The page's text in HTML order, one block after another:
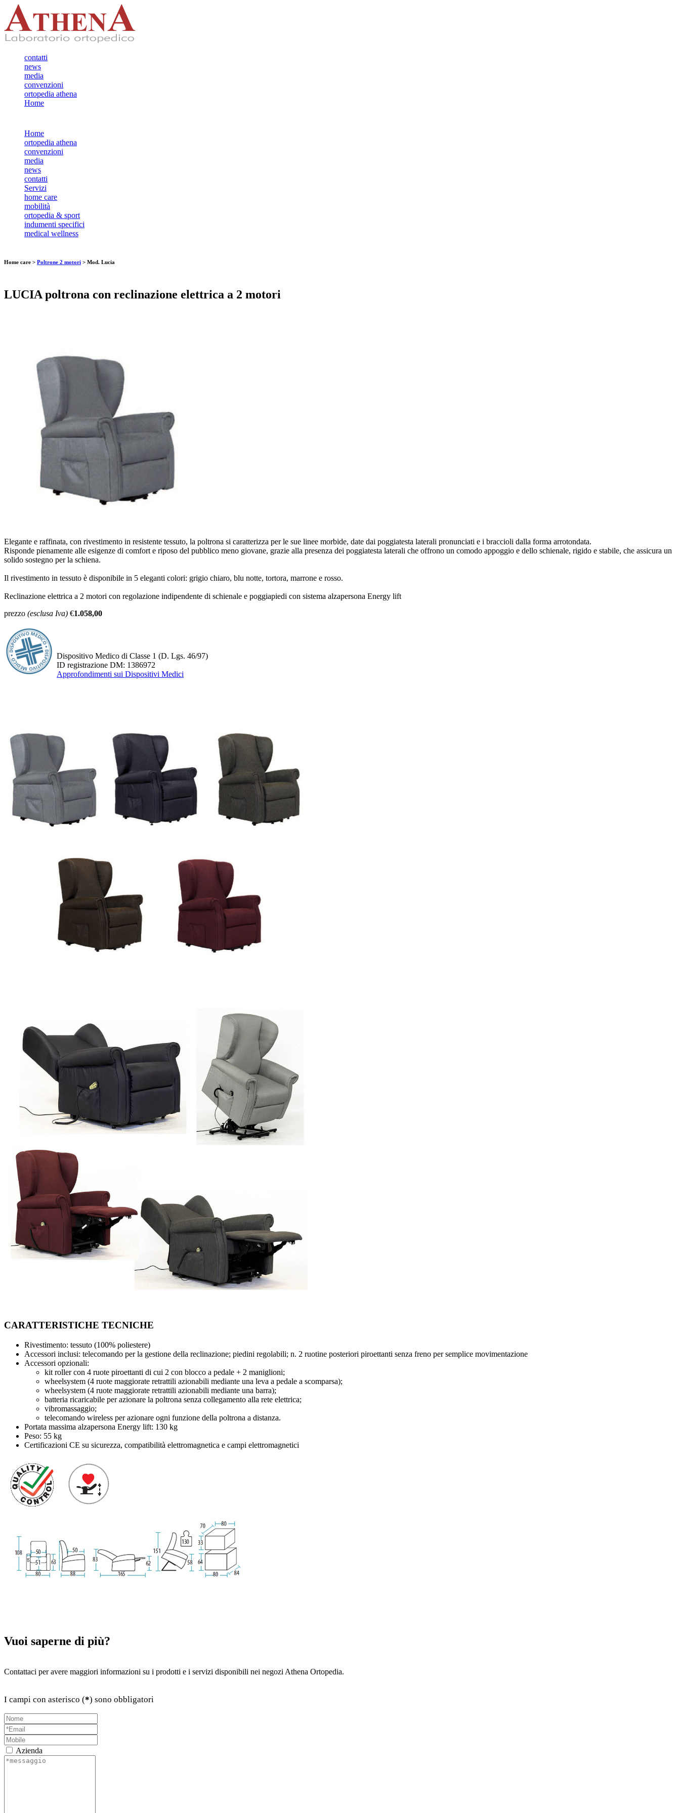
contatti
news
media
convenzioni
ortopedia athena
Home
Home
ortopedia athena
convenzioni
media
news
contatti
Servizi
home care
mobilità
ortopedia & sport
indumenti specifici
medical wellness
Home care > Poltrone 2 motori > Mod. Lucia
LUCIA poltrona con reclinazione elettrica a 2 motori
Elegante e raffinata, con rivestimento in resistente tessuto, la poltrona si caratterizza per le sue linee morbide, date dai poggiatesta laterali pronunciati e i braccioli dalla forma arrotondata.
Risponde pienamente alle esigenze di comfort e riposo del pubblico meno giovane, grazie alla presenza dei poggiatesta laterali che offrono un comodo appoggio e dello schienale, rigido e stabile, che assicura un
solido sostegno per la schiena.
Il rivestimento in tessuto è disponibile in 5 eleganti colori: grigio chiaro, blu notte, tortora, marrone e rosso.
Reclinazione elettrica a 2 motori con regolazione indipendente di schienale e poggiapiedi con sistema alzapersona Energy lift
prezzo (esclusa Iva) €1.058,00
Dispositivo Medico di Classe 1 (D. Lgs. 46/97)
ID registrazione DM: 1386972
Approfondimenti sui Dispositivi Medici
CARATTERISTICHE TECNICHE
Rivestimento: tessuto (100% poliestere)
Accessori inclusi: telecomando per la gestione della reclinazione; piedini regolabili; n. 2 ruotine posteriori piroettanti senza freno per semplice movimentazione
Accessori opzionali:
kit roller con 4 ruote piroettanti di cui 2 con blocco a pedale + 2 maniglioni;
wheelsystem (4 ruote maggiorate retrattili azionabili mediante una leva a pedale a scomparsa);
wheelsystem (4 ruote maggiorate retrattili azionabili mediante una barra);
batteria ricaricabile per azionare la poltrona senza collegamento alla rete elettrica;
vibromassaggio;
telecomando wireless per azionare ogni funzione della poltrona a distanza.
Portata massima alzapersona Energy lift: 130 kg
Peso: 55 kg
Certificazioni CE su sicurezza, compatibilità elettromagnetica e campi elettromagnetici
Vuoi saperne di più?
Contattaci per avere maggiori informazioni su i prodotti e i servizi disponibili nei negozi Athena Ortopedia.
I campi con asterisco (*) sono obbligatori
Azienda